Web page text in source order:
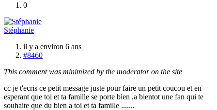
0
Stéphanie
il y a environ 6 ans
#8460
This comment was minimized by the moderator on the site
cc je t'ecris ce petit message juste pour faire un petit coucou et en
esperant que toi et ta famille se porte bien ,a bientot une fan qui te
souhaite que du bien a toi et ta famille .......